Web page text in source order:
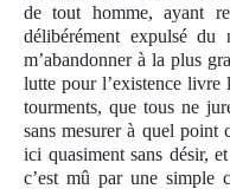
de tout homme, ayant
délibérément expulsé
m’abandonner à la plus
lutte pour l’existence livre
tourments, que tous ne
sans mesurer à quel point
ici quasiment sans désir,
c’est mû par une simple